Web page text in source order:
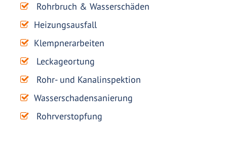
Rohrbruch & Wasserschäden
Heizungsausfall
Klempnerarbeiten
Leckageortung
Rohr- und Kanalinspektion
Wasserschadensanierung
Rohrverstopfung